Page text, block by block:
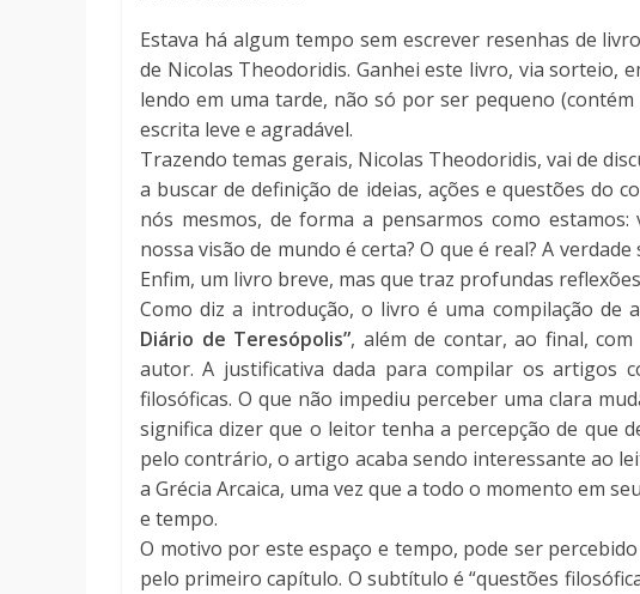
Estava há algum tempo sem escrever resenhas de
de Nicolas Theodoridis. Ganhei este livro, via sorteio,
lendo em uma tarde, não só por ser pequeno
escrita leve e agradável.
Trazendo temas gerais, Nicolas Theodoridis, vai de
a buscar de definição de ideias, ações e questões do
nós mesmos, de forma a pensarmos como
nossa visão de mundo é certa? O que é real? A
Enfim, um livro breve, mas que traz profundas
Como diz a introdução, o livro é uma compilação
Diário de Teresópolis”, além de contar, ao final,
autor. A justificativa dada para compilar os artigos
filosóficas. O que não impediu perceber uma clara
significa dizer que o leitor tenha a percepção de que
pelo contrário, o artigo acaba sendo interessante ao
a Grécia Arcaica, uma vez que a todo o momento em
e tempo.
O motivo por este espaço e tempo, pode ser
pelo primeiro capítulo. O subtítulo é “questões